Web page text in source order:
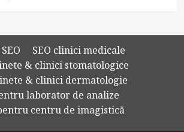
SEO clinici medicale
& clinici stomatologice
& clinici dermatologie
laborator de analize
centru de imagistică